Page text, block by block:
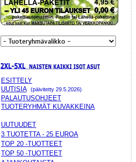
ESITTELY
UUTISIA
(päivitetty 29.5.2026)
PALAUTUSOHJEET
TUOTERYHMÄT KUVAKKEINA
UUTUUDET
3 TUOTETTA - 25 EUROA
TOP 20 -TUOTTEET
TOP 50 -TUOTTEET